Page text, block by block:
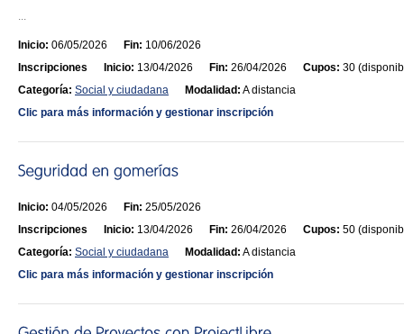
...
Inicio: 06/05/2026 Fin: 10/06/2026
Inscripciones
Inicio: 13/04/2026 Fin: 26/04/2026 Cupos: 30
Categoría: Social y ciudadana Modalidad: A distancia
Clic para más información y gestionar inscripción
Inicio: 04/05/2026 Fin: 25/05/2026
Inscripciones
Inicio: 13/04/2026 Fin: 26/04/2026 Cupos: 50
Categoría: Social y ciudadana Modalidad: A distancia
Clic para más información y gestionar inscripción